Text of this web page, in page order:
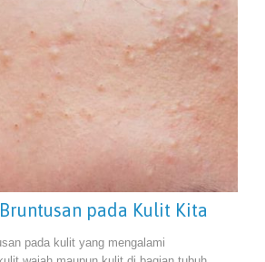
pada Kulit Kita
pada kulit yang mengalami